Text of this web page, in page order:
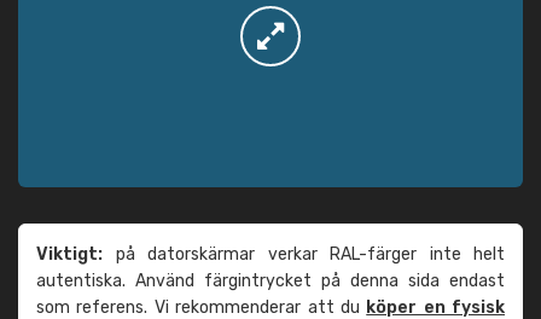
Viktigt: på datorskärmar verkar RAL-färger inte helt
autentiska. Använd färgintrycket på denna sida endast
som referens. Vi rekommenderar att du köper en fysisk